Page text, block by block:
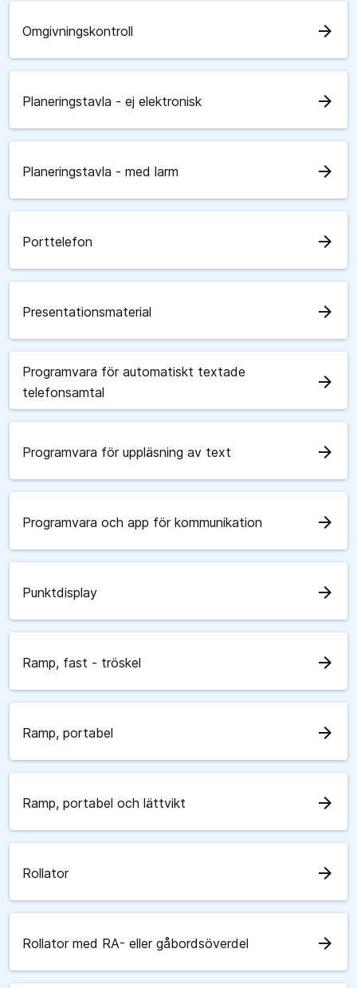
Omgivningskontroll arrow_forward
Planeringstavla - ej elektronisk arrow_forward
Planeringstavla - med larm arrow_forward
Porttelefon arrow_forward
Presentationsmaterial arrow_forward
Programvara för automatiskt textade
telefonsamtal
arrow_forward
Programvara för uppläsning av text arrow_forward
Programvara och app för kommunikation arrow_forward
Punktdisplay arrow_forward
Ramp, fast - tröskel arrow_forward
Ramp, portabel arrow_forward
Ramp, portabel och lättvikt arrow_forward
Rollator arrow_forward
Rollator med RA- eller gåbordsöverdel arrow_forward